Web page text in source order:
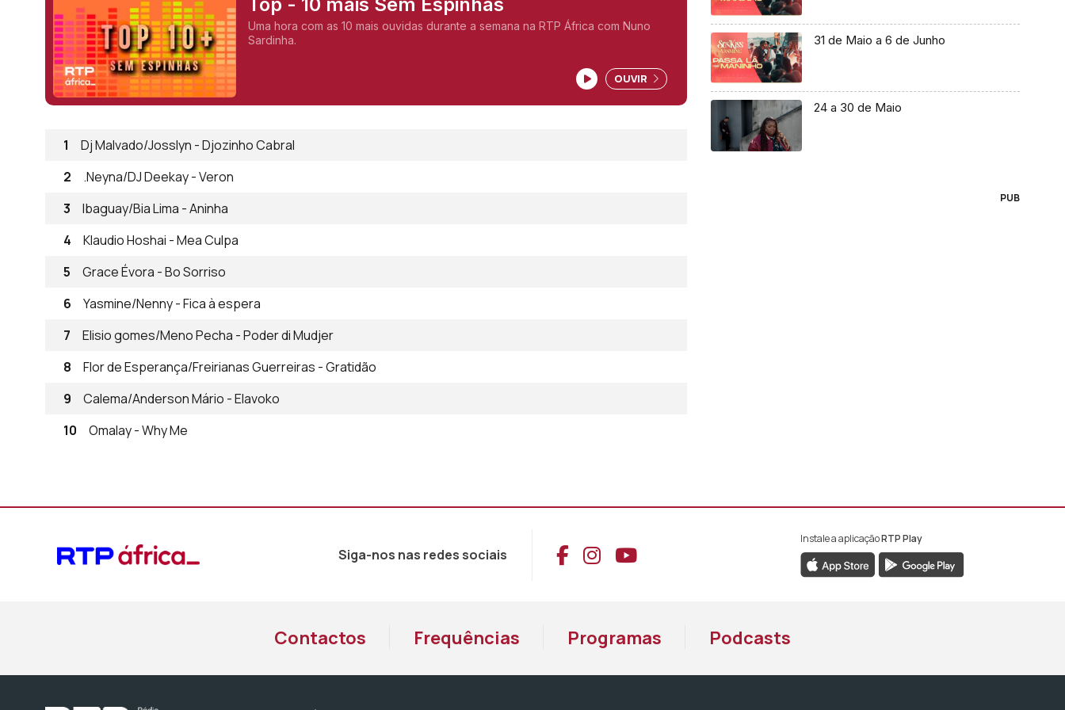
Uma hora com as 10 mais ouvidas durante a semana na RTP África com Nuno
Sardinha.
OUVIR
1
Dj Malvado/Josslyn - Djozinho Cabral
2
.Neyna/DJ Deekay - Veron
3
Ibaguay/Bia Lima - Aninha
4
Klaudio Hoshai - Mea Culpa
5
Grace Évora - Bo Sorriso
6
Yasmine/Nenny - Fica à espera
7
Elisio gomes/Meno Pecha - Poder di Mudjer
8
Flor de Esperança/Freirianas Guerreiras - Gratidão
9
Calema/Anderson Mário - Elavoko
10
Omalay - Why Me
31 de Maio a 6 de Junho
24 a 30 de Maio
PUB
Siga-nos nas redes sociais Aceder ao Facebook da RTP África
Aceder ao Instagram da RTP África
Aceder ao YouTube da RTP África
Instale a aplicaçãoRTP Play
Contactos Frequências Programas Podcasts